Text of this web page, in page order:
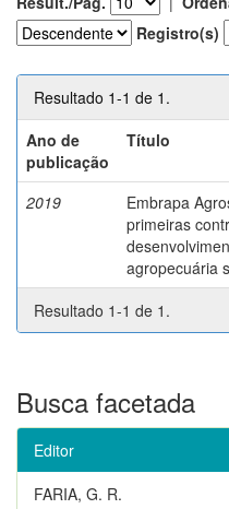
Registro(s)
Resultado 1-1 de 1.
Ano de
publicação
Título
2019
Embrapa
primeiras
agropecuária
Resultado 1-1 de 1.
Busca facetada
Editor
FARIA, G. R.